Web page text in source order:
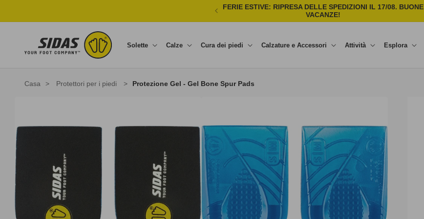
FERIE ESTIVE: RIPRESA DELLE SPEDIZIONI IL 17/08. BUONE
VACANZE!
Solette Calze Cura dei piedi Calzature e Accessori Attività Esplora
Casa > Protettori per i piedi > Protezione Gel - Gel Bone Spur Pads